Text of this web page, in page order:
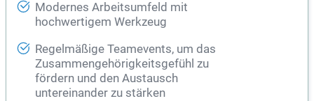
Modernes Arbeitsumfeld mit
hochwertigem Werkzeug
Regelmäßige Teamevents, um das
Zusammengehörigkeitsgefühl zu
fördern und den Austausch
untereinander zu stärken